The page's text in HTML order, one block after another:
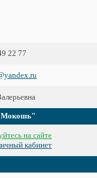
22 77
на сайте
кабинет